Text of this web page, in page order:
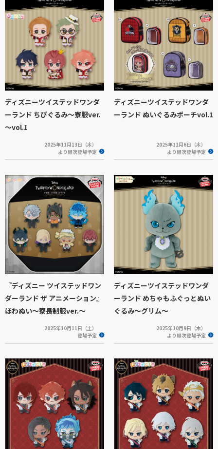
ディズニーツイステッドワンダ
ーランド ちびぐるみ～寮服ver.
～vol.1
2025年11月13日（木）
より順次登場予定
ディズニーツイステッドワンダ
ーランド ぬいぐるみポーチvol.1
2025年11月6日（木）
より順次登場予定
『ディズニー ツイステッドワン
ダーランド ザ アニメーション』
ほわぬい～寮長制服ver.～
2025年10月11日（土）
登場予定
ディズニーツイステッドワンダ
ーランド めちゃもふぐっとぬい
ぐるみ～グリム～
2025年10月9日（木）
より順次登場予定